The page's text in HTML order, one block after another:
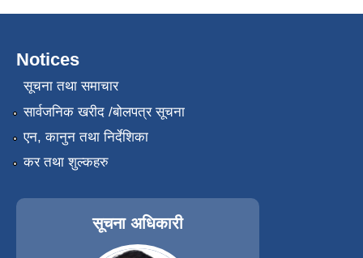
Notices
सूचना तथा समाचार
सार्वजनिक खरीद /बोलपत्र सूचना
एन, कानुन तथा निर्देशिका
कर तथा शुल्कहरु
सूचना अधिकारी